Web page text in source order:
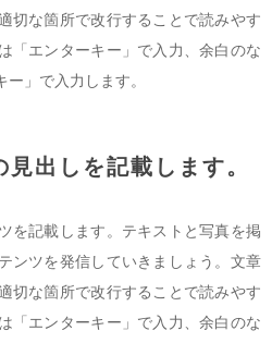
切な箇所で改行することで読みやす
「エンターキー」で入力、余白のな
」で入力します。
出しを記載します。
を記載します。テキストと写真を掲
ンツを発信していきましょう。文章
切な箇所で改行することで読みやす
「エンターキー」で入力、余白のな